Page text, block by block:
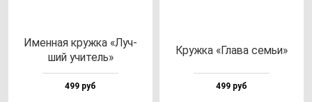
Имен­ная круж­ка «Луч­
ший учи­тель»
499 руб
Круж­ка «Гла­ва cемьи»
499 руб